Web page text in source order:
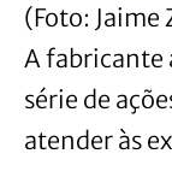
(Foto: Jaime
A fabricante
série de
atender às